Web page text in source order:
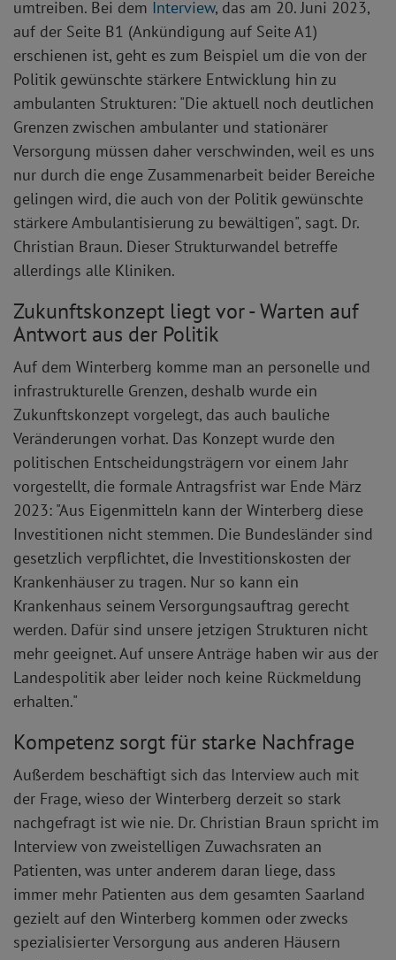
umtreiben. Bei dem Interview, das am 20. Juni 2023,
auf der Seite B1 (Ankündigung auf Seite A1)
erschienen ist, geht es zum Beispiel um die von der
Politik gewünschte stärkere Entwicklung hin zu
ambulanten Strukturen: "Die aktuell noch deutlichen
Grenzen zwischen ambulanter und stationärer
Versorgung müssen daher verschwinden, weil es uns
nur durch die enge Zusammenarbeit beider Bereiche
gelingen wird, die auch von der Politik gewünschte
stärkere Ambulantisierung zu bewältigen", sagt. Dr.
Christian Braun. Dieser Strukturwandel betreffe
allerdings alle Kliniken.​
Zukunftskonzept liegt vor - Warten auf
Antwort aus der Politik
Auf dem Winterberg komme man an personelle und
infrastrukturelle Grenzen, deshalb wurde ein
Zukunftskonzept vorgelegt, das auch bauliche
Veränderungen vorhat. Das Konzept wurde den
politischen Entscheidungsträgern vor einem Jahr
vorgestellt, die formale Antragsfrist war Ende März
2023: "Aus Eigenmitteln kann der Winterberg diese
Investitionen nicht stemmen. Die Bundesländer sind
gesetzlich verpflichtet, die Investitionskosten der
Krankenhäuser zu tragen. Nur so kann ein
Krankenhaus seinem Versorgungsauftrag gerecht
werden. Dafür sind unsere jetzigen Strukturen nicht
mehr geeignet. Auf unsere Anträge haben wir aus der
Landespolitik aber leider noch keine Rückmeldung
erhalten."
Kompetenz sorgt für starke Nachfrage
Außerdem beschäftigt sich das Interview auch mit
der Frage, wieso der Winterberg derzeit so stark
nachgefragt ist wie nie. Dr. Christian Braun spricht im
Interview von zweistelligen Zuwachsraten an
Patienten, was unter anderem daran liege, dass
immer mehr Patienten aus dem gesamten Saarland
gezielt auf den Winterberg kommen oder zwecks
spezialisierter Versorgung aus anderen Häusern